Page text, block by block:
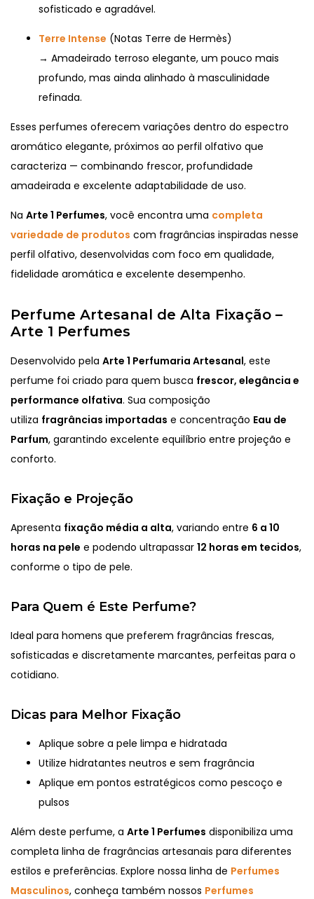
sofisticado e agradável.
Terre Intense (Notas Terre de Hermès)
→ Amadeirado terroso elegante, um pouco mais
profundo, mas ainda alinhado à masculinidade
refinada.
Esses perfumes oferecem variações dentro do espectro
aromático elegante, próximos ao perfil olfativo que
caracteriza — combinando frescor, profundidade
amadeirada e excelente adaptabilidade de uso.
Na Arte 1 Perfumes, você encontra uma completa
variedade de produtos com fragrâncias inspiradas nesse
perfil olfativo, desenvolvidas com foco em qualidade,
fidelidade aromática e excelente desempenho.
Perfume Artesanal de Alta Fixação –
Arte 1 Perfumes
Desenvolvido pela Arte 1 Perfumaria Artesanal, este
perfume foi criado para quem busca frescor, elegância e
performance olfativa. Sua composição
utiliza fragrâncias importadas e concentração Eau de
Parfum, garantindo excelente equilíbrio entre projeção e
conforto.
Fixação e Projeção
Apresenta fixação média a alta, variando entre 6 a 10
horas na pele e podendo ultrapassar 12 horas em tecidos,
conforme o tipo de pele.
Para Quem é Este Perfume?
Ideal para homens que preferem fragrâncias frescas,
sofisticadas e discretamente marcantes, perfeitas para o
cotidiano.
Dicas para Melhor Fixação
Aplique sobre a pele limpa e hidratada
Utilize hidratantes neutros e sem fragrância
Aplique em pontos estratégicos como pescoço e
pulsos
Além deste perfume, a Arte 1 Perfumes disponibiliza uma
completa linha de fragrâncias artesanais para diferentes
estilos e preferências. Explore nossa linha de Perfumes
Masculinos, conheça também nossos Perfumes